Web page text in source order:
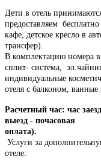
Дети в отель
предоставляем
кафе, детское кресло в
трансфер).
В комплектацию номера
сплит- система,
индивидуальные
отеля с балконом,
Расчетный час: час
выезд - почасовая
оплата).
Услуги за